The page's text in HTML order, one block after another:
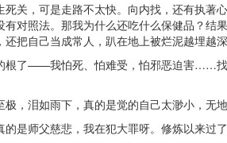
关，可是走路不太快。向内找，还有执
对照法。那我为什么还吃什么保健品？
把自己当成常人，趴在地上被烂泥越埋越
根了——我怕死、怕难受，怕邪恶迫害……
，泪如雨下，真的是觉的自己太渺小，无地
是师父慈悲，我在犯大罪呀。修炼以来过